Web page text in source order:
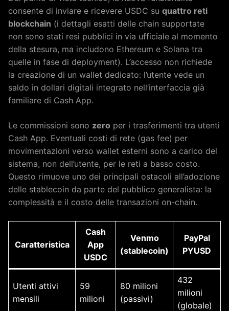
consente di inviare e ricevere USDC su quattro reti
blockchain (i dettagli esatti delle chain supportate
non sono stati resi pubblici in via ufficiale al momento
della stesura, ma includono Ethereum e Solana tra
quelle in fase di deployment). L’accesso non richiede
la creazione di un wallet dedicato: l’utente vede un
saldo in dollari digitali integrato nell’interfaccia già
familiare di Cash App.
Le commissioni sono zero per i trasferimenti tra utenti
Cash App. Eventuali costi di rete (gas fee) per
movimentazioni verso wallet esterni sono a carico del
sistema, non dell’utente, per le reti a basso costo.
Questo rimuove uno dei principali ostacoli all’adozione
delle stablecoin da parte del pubblico generalista: la
complessità e il costo delle transazioni on-chain.
Caratteristica
Cash
App
USDC
Venmo
(stablecoin)
PayPal
PYUSD
Utenti attivi
mensili
59
milioni
80 milioni
(passivi)
432
milioni
(globale)